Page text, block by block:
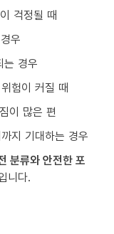
걱정될 때
우
는 경우
험이 커질 때
이 많은 편
지 기대하는 경우
분류와 안전한 포
니다.